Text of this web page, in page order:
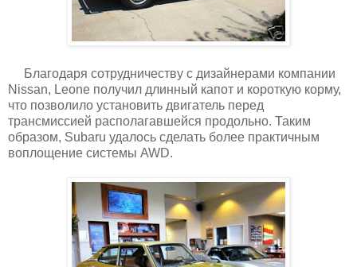
Благодаря сотрудничеству с дизайнерами компании
Nissan, Leone получил длинный капот и короткую корму,
что позволило установить двигатель перед
трансмиссией располагавшейся продольно. Таким
образом, Subaru удалось сделать более практичным
воплощение системы AWD.